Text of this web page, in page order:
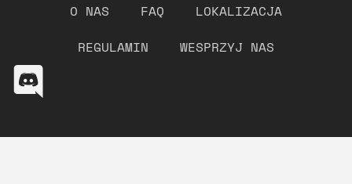
O NAS FAQ
LOKALIZACJA
REGULAMIN
WESPRZYJ NAS